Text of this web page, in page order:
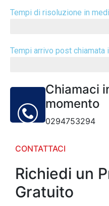
Tempi di risoluzione in
Tempi arrivo post chiamata
Chiamaci
momento
0294753294
CONTATTACI
Richiedi un
Gratuito